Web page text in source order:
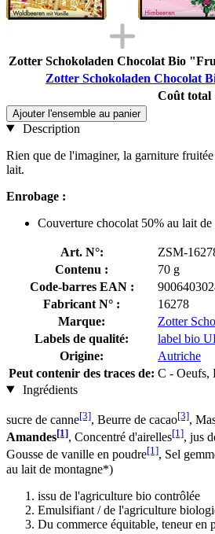
Zotter Schokoladen Chocolat Bio
Zotter Schokoladen Chocolat
Coût total
Ajouter l'ensemble au panier
Description
Rien que de l'imaginer, la garniture
lait.
Enrobage :
Couverture chocolat 50% au lait de
Art. N°:
ZSM-
Contenu :
70 g
Code-barres EAN :
Fabricant N° :
16278
Marque:
Zotter
Labels de qualité:
label bio
Origine:
Autriche
Peut contenir des traces de: C - Oeufs,
Ingrédients
sucre de canne[3], Beurre de cacao[3],
Amandes[1], Concentré d'airelles[1], jus
Gousse de vanille en poudre[1], Sel
au lait de montagne*)
issu de l'agriculture bio contrôlée
Emulsifiant / de l'agriculture
Du commerce équitable, teneur